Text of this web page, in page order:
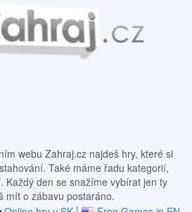
webu Zahraj.cz najdeš hry, které si
Také máme řadu kategorií,
Každý den se snažíme vybírat jen ty
mít o zábavu postaráno.